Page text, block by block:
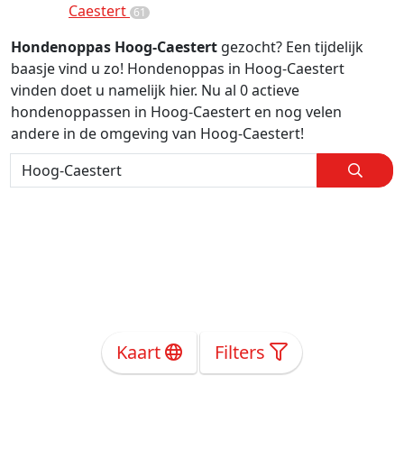
Caestert 61
Hondenoppas Hoog-Caestert gezocht? Een tijdelijk
baasje vind u zo! Hondenoppas in Hoog-Caestert
vinden doet u namelijk hier. Nu al 0 actieve
hondenoppassen in Hoog-Caestert en nog velen
andere in de omgeving van Hoog-Caestert!
Kaart Filters